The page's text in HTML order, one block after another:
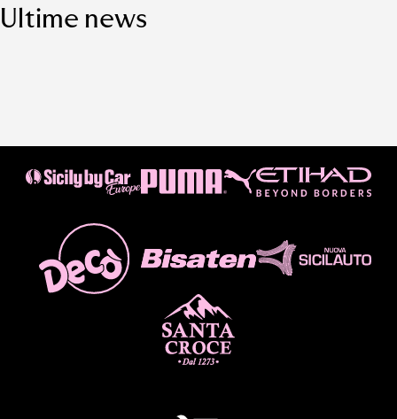
Ultime news